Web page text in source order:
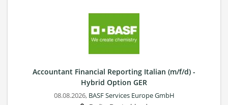
Accountant Financial Reporting Italian (m/f/d) -
Hybrid Option GER
08.08.2026, BASF Services Europe GmbH